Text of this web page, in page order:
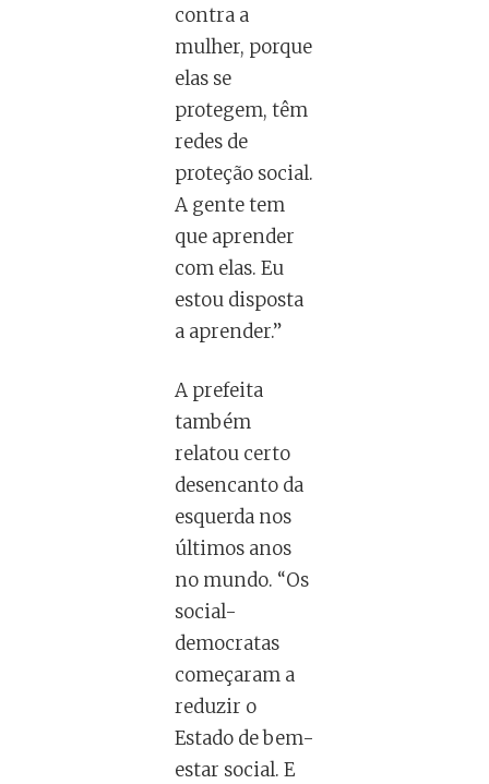
contra a
mulher, porque
elas se
protegem, têm
redes de
proteção social.
A gente tem
que aprender
com elas. Eu
estou disposta
a aprender.”
A prefeita
também
relatou certo
desencanto da
esquerda nos
últimos anos
no mundo. “Os
social-
democratas
começaram a
reduzir o
Estado de bem-
estar social. E